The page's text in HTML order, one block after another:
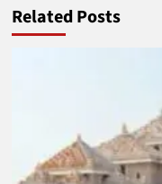
Related Posts